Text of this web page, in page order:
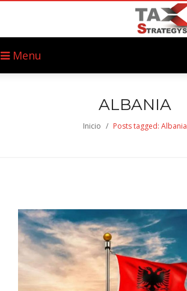
Menu
ALBANIA
Inicio / Posts tagged: Albania